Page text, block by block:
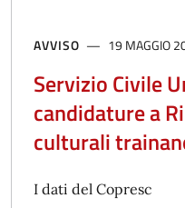
AVVISO 19 MAGGIO
Servizio Civile
candidature a
culturali
I dati del Copresc